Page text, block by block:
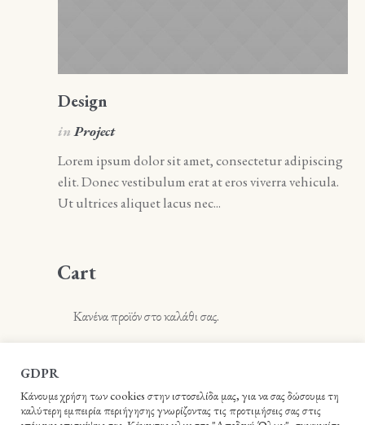
Design
inProject
Lorem ipsum dolor sit amet, consectetur adipiscing
elit. Donec vestibulum erat at eros viverra vehicula.
Ut ultrices aliquet lacus nec...
Cart
Κανένα προϊόν στο καλάθι σας.
GDPR
Κάνουμε χρήση των cookies στην ιστοσελίδα μας, για να σας δώσουμε τη
καλύτερη εμπειρία περιήγησης γνωρίζοντας τις προτιμήσεις σας στις